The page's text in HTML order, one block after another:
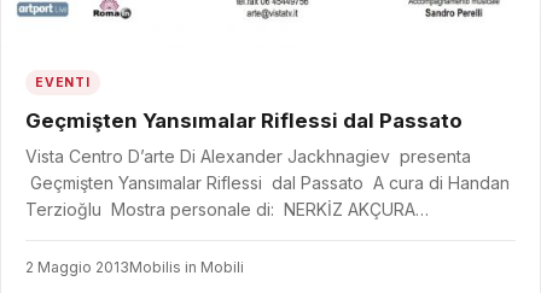
EVENTI
Geçmişten Yansımalar Riflessi dal Passato
Vista Centro D’arte Di Alexander Jackhnagiev presenta
Geçmişten Yansımalar Riflessi dal Passato A cura di Handan
Terzioğlu Mostra personale di: NERKİZ AKÇURA…
2 Maggio 2013Mobilis in Mobili